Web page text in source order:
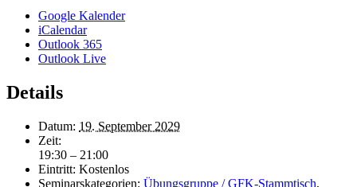
Google Kalender
iCalendar
Outlook 365
Outlook Live
Details
Datum: 19. September 2029
Zeit:
19:30 – 21:00
Eintritt: Kostenlos
Seminarskategorien: Übungsgruppe / GFK-Stammtisch,